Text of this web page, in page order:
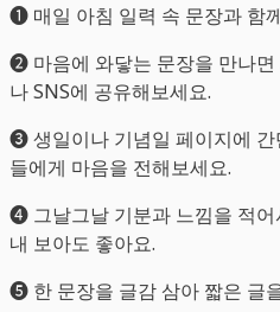
➊ 매일 아침 일력 속 문장과 함
➋ 마음에 와닿는 문장을 만나면
나 SNS에 공유해보세요.
➌ 생일이나 기념일 페이지에
들에게 마음을 전해보세요.
➍ 그날그날 기분과 느낌을 적
내 보아도 좋아요.
➎ 한 문장을 글감 삼아 짧은 글